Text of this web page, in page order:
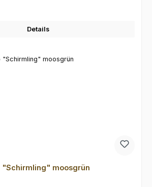
Details
"Schirmling" moosgrün